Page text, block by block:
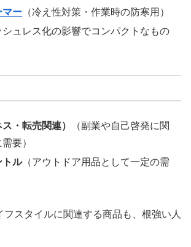
マー （冷え性対策・作業時の防寒用）
シュレス化の影響でコンパクトなもの
・転売関連）
（副業や自己啓発に関
要）
トル（アウトドア用品として一定の需
フスタイルに関連する商品も、根強い人